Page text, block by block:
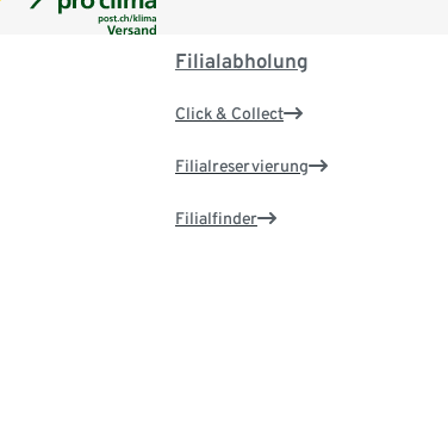
Filialabholung
Click & Collect
Filialreservierung
Filialfinder